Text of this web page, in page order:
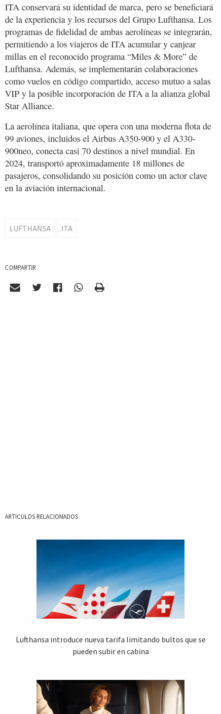
ITA conservará su identidad de marca, pero se beneficiará
de la experiencia y los recursos del Grupo Lufthansa. Los
programas de fidelidad de ambas aerolíneas se integrarán,
permitiendo a los viajeros de ITA acumular y canjear
millas en el reconocido programa “Miles & More” de
Lufthansa. Además, se implementarán colaboraciones
como vuelos en código compartido, acceso mutuo a salas
VIP y la posible incorporación de ITA a la alianza global
Star Alliance.
La aerolínea italiana, que opera con una moderna flota de
99 aviones, incluidos el Airbus A350-900 y el A330-
900neo, conecta casi 70 destinos a nivel mundial. En
2024, transportó aproximadamente 18 millones de
pasajeros, consolidando su posición como un actor clave
en la aviación internacional.
LUFTHANSA ITA
COMPARTIR
ARTICULOS RELACIONADOS
Lufthansa introduce nueva tarifa limitando bultos que se
pueden subir en cabina